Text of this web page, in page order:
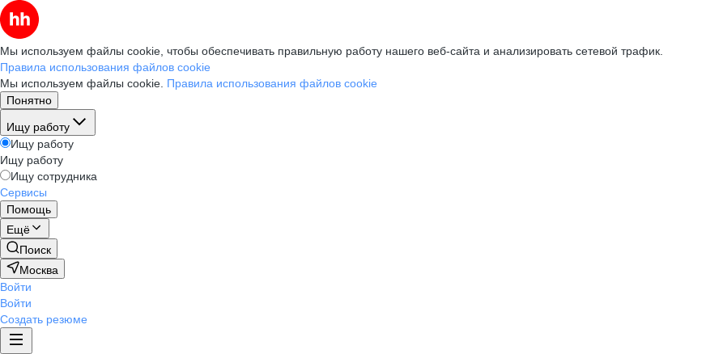
Мы используем файлы cookie, чтобы обеспечивать правильную работу нашего веб-сайта и анализировать сетевой трафик.
Правила использования файлов cookie
Мы используем файлы cookie. Правила использования файлов cookie
Понятно
Ищу работу
Ищу работу
Ищу работу
Ищу сотрудника
Сервисы
Помощь
Ещё
Поиск
Москва
Войти
Войти
Создать резюме